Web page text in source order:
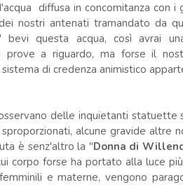
diffusa in concomitanza con i
nostri antenati tramandato da
questa acqua, così avrai
prove a riguardo, ma forse il
di credenza animistico
delle inquietanti statuette
alcune gravide altre
è senz'altro la "Donna di
corpo forse ha portato alla luce
e materne, vengono